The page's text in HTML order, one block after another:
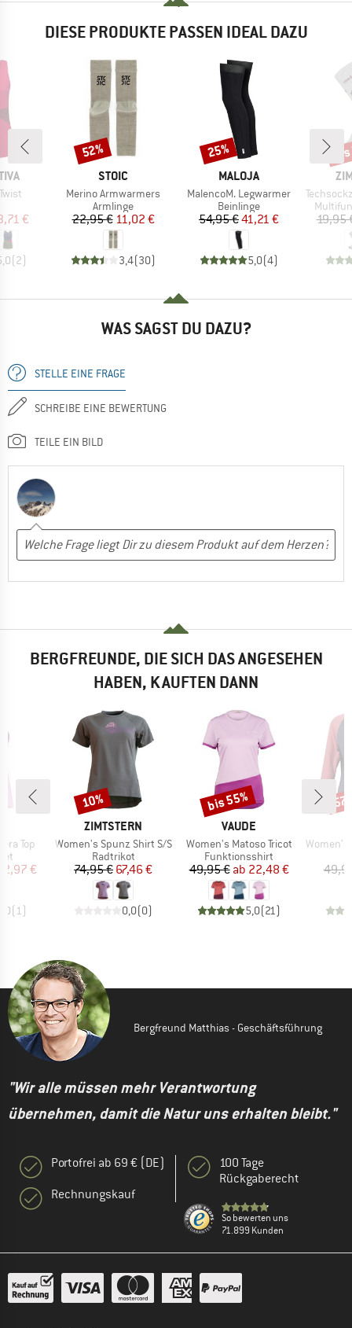
DIESE PRODUKTE PASSEN IDEAL DAZU
Preis
€
(2)
MARKE
STOIC
Artikel
Merino Armwarmers
Produktgruppe
Armlinge
Preis
22,95 €reduzierter Preis
11,02 €
3,4(30)
Rabatt
52%
MARKE
MALOJA
Artikel
MalencoM. Legwarmer
Produktgruppe
Beinlinge
Preis
54,95 €reduzierter Preis
41,21 €
5,0(4)
Rabatt
25%
Artikel
Techsockz
19,95
WAS SAGST DU DAZU?
STELLE EINE FRAGE
SCHREIBE EINE BEWERTUNG
TEILE EIN BILD
BERGFREUNDE, DIE SICH DAS ANGESEHEN
HABEN, KAUFTEN DANN
Top
Preis
€
(1)
MARKE
ZIMTSTERN
Artikel
Women's Spunz Shirt S/S
Produktgruppe
Radtrikot
Preis
74,95 €reduzierter Preis
67,46 €
0,0(0)
Rabatt
10%
MARKE
VAUDE
Artikel
Women's Matoso Tricot
Produktgruppe
Funktionsshirt
Preis
49,95 € reduzierter Preis
ab 22,48 €
5,0(21)
Rabatt
bis 55%
Artikel
Women's
Bergfreund Matthias - Geschäftsführung
"Wir alle müssen mehr Verantwortung
übernehmen, damit die Natur uns erhalten bleibt."
Portofrei ab 69 € (DE)
Rechnungskauf
100 Tage
Rückgaberecht
So bewerten uns
71.899 Kunden